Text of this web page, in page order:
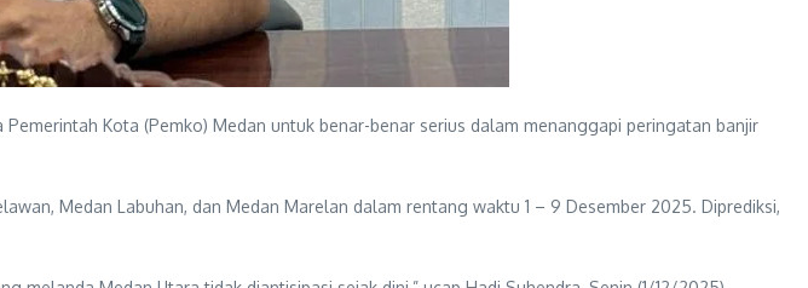
Kota (Pemko) Medan untuk benar-benar serius dalam menanggapi peringatan banjir
Medan Labuhan, dan Medan Marelan dalam rentang waktu 1 – 9 Desember 2025. Diprediksi,